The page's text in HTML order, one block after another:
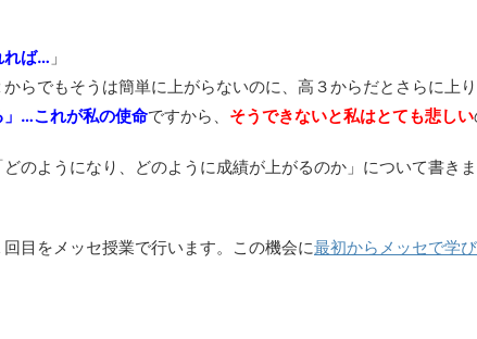
れば… 」
らでもそうは簡単に上がらないのに、高３からだとさらに上
」…これが私の使命ですから、 そうできないと私はとても悲しい
のようになり、どのように成績が上がるのか」について書き
目をメッセ授業で行います。この機会に最初からメッセで学